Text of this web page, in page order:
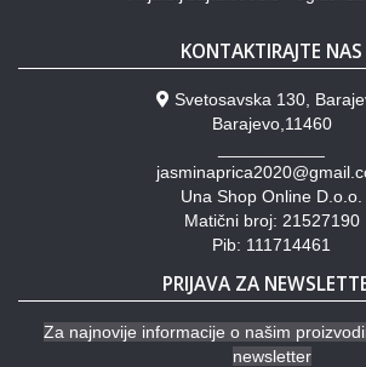
KONTAKTIRAJTE NAS
Svetosavska 130,
Barajevo,11460
Una Shop Online D.o.o.
Matični broj: 21527190
Pib: 111714461
PRIJAVA ZA
Za najnovije informacije o našim
newsletter